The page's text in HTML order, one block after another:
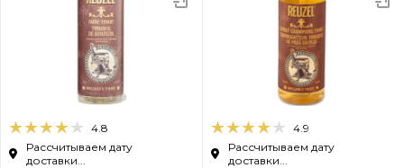
4.8
Рассчитываем дату
доставки...
4.9
Рассчитываем дату
доставки...